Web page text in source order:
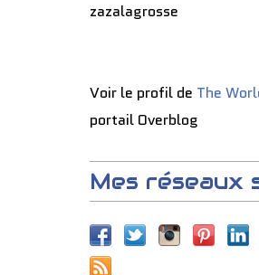
zazalagrosse
Voir le profil de The
portail Overblog
Mes réseaux